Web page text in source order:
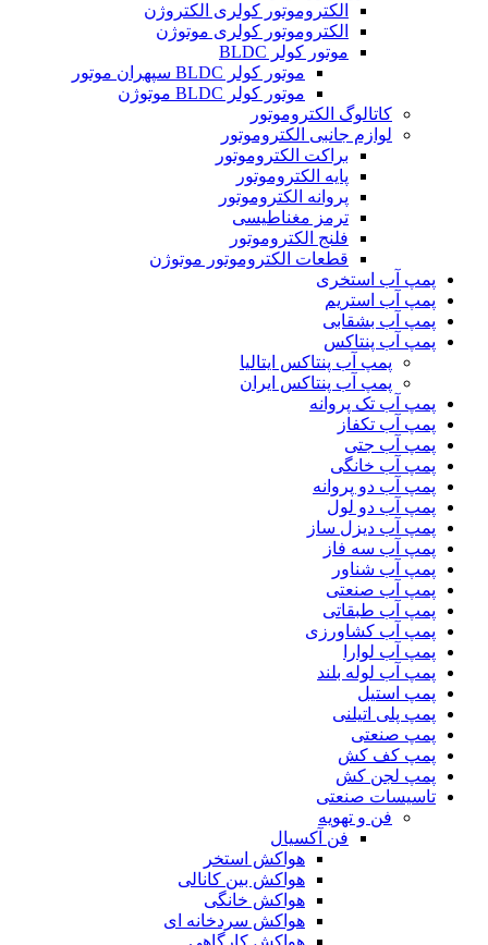
الکتروموتور کولری الکتروژن
الکتروموتور کولری موتوژن
موتور کولر BLDC
موتور کولر BLDC سپهران موتور
موتور کولر BLDC موتوژن
کاتالوگ الکتروموتور
لوازم جانبی الکتروموتور
براکت الکتروموتور
پایه الکتروموتور
پروانه الکتروموتور
ترمز مغناطیسی
فلنج الکتروموتور
قطعات الکتروموتور موتوژن
پمپ آب استخری
پمپ آب استریم
پمپ آب بشقابی
پمپ آب پنتاکس
پمپ آب پنتاکس ایتالیا
پمپ آب پنتاکس ایران
پمپ آب تک پروانه
پمپ آب تکفاز
پمپ آب جتی
پمپ آب خانگی
پمپ آب دو پروانه
پمپ آب دو لول
پمپ آب دیزل ساز
پمپ آب سه فاز
پمپ آب شناور
پمپ آب صنعتی
پمپ آب طبقاتی
پمپ آب کشاورزی
پمپ آب لوارا
پمپ آب لوله بلند
پمپ استیل
پمپ پلی اتیلنی
پمپ صنعتی
پمپ کف کش
پمپ لجن کش
تاسیسات صنعتی
فن و تهویه
فن آکسیال
هواکش استخر
هواکش بین کانالی
هواکش خانگی
هواکش سردخانه ای
هواکش کارگاهی